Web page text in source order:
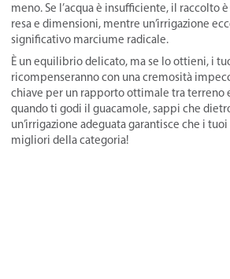
meno. Se l’acqua è insufficiente, il raccolto
resa e dimensioni, mentre un’irrigazione
significativo marciume radicale.
È un equilibrio delicato, ma se lo ottieni, i
ricompenseranno con una cremosità
chiave per un rapporto ottimale tra terreno
quando ti godi il guacamole, sappi che
un’irrigazione adeguata garantisce che i
migliori della categoria!